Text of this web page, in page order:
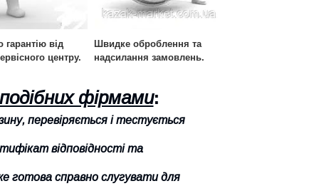
від
центру.
Швидке оброблення та
надсилання замовлень.
фірмами:
перевіряється і тестується
відповідності та
готова справно слугувати для